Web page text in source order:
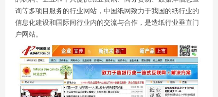
询等多项目服务的行业网站，中国纸网致力于我国的纸行业的
信息化建设和国际间行业内的交流与合作，是造纸行业垂直门
户网站。